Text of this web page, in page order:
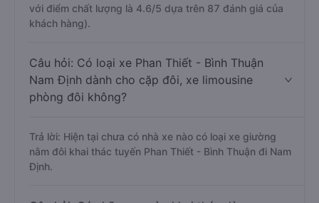
với điểm chất lượng là 4.6/5 dựa trên 87 đánh giá của
khách hàng).
Câu hỏi: Có loại xe Phan Thiết - Bình Thuận
Nam Định dành cho cặp đôi, xe limousine
phòng đôi không?
Trả lời: Hiện tại chưa có nhà xe nào có loại xe giường
nằm đôi khai thác tuyến Phan Thiết - Bình Thuận đi Nam
Định.